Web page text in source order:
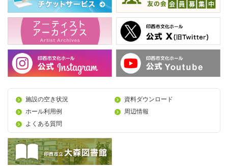
施設の空き状況
資料ダウンロード
ホール利用例
周辺情報
よくある質問